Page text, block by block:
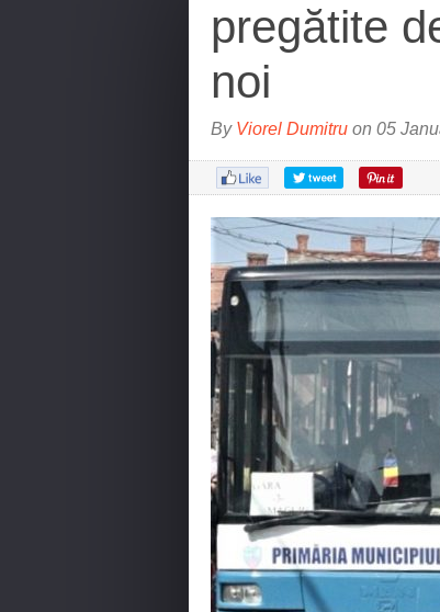
BOCŞA
MOLDOVA NOUĂ
ORAVIȚA
pregătite
noi
By Viorel Dumitru on 05